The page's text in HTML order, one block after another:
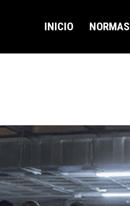
INICIO NORMAS